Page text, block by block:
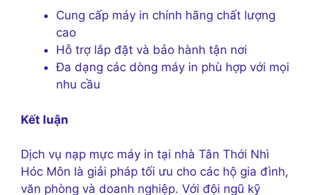
Cung cấp máy in chính hãng chất lượng
cao
Hỗ trợ lắp đặt và bảo hành tận nơi
Đa dạng các dòng máy in phù hợp với mọi
nhu cầu
Kết luận
Dịch vụ nạp mực máy in tại nhà Tân Thới Nhì
Hóc Môn là giải pháp tối ưu cho các hộ gia đình,
văn phòng và doanh nghiệp. Với đội ngũ kỹ